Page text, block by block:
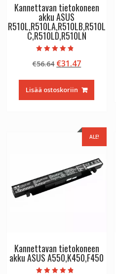
Kannettavan tietokoneen
akku ASUS
R510L,R510LA,R510LB,R510L
C,R510LD,R510LN
tuotteesta:
4.50
€56.64 Alkuperäinen
oli:
€56.64.
€31.47Nykyinen
on:
€31.47.
Lisää ostoskoriin
ALE!
Kannettavan tietokoneen
akku ASUS A550,K450,F450